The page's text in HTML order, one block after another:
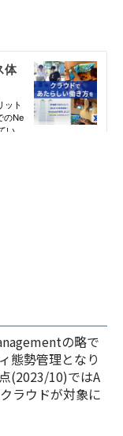
の略で
態勢管理となり
(2023/10)ではA
ラウドが対象に